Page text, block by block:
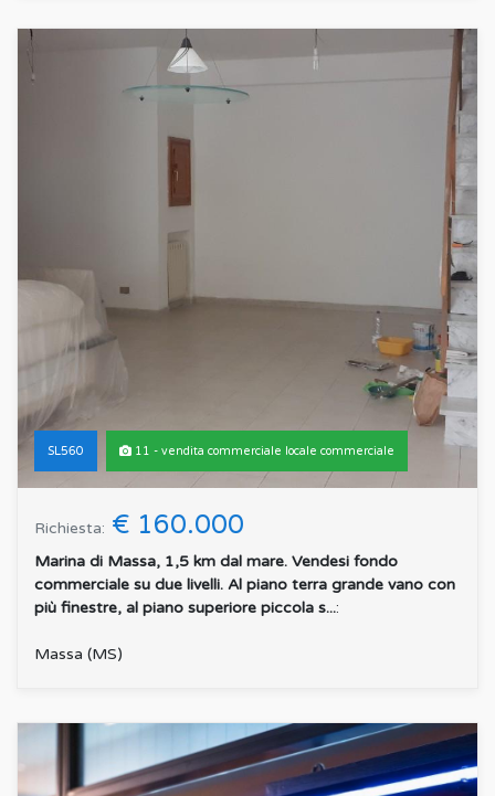
SL560 11 - vendita commerciale locale commerciale
Richiesta: € 160.000
Marina di Massa, 1,5 km dal mare. Vendesi fondo
commerciale su due livelli. Al piano terra grande vano con
più finestre, al piano superiore piccola s...:
Massa (MS)